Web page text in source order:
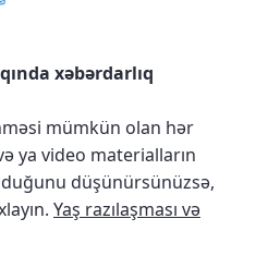
xəbərdarlıq
mümkün olan hər
ya video materialların
düşünürsünüzsə,
Yaş razılaşması və